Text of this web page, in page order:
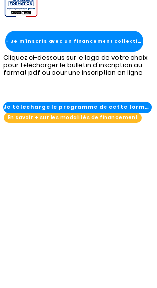
- Je m'inscris avec un financement collectivité
Cliquez ci-dessous sur le logo de votre choix
pour télécharger le bulletin d'inscription au
format pdf ou pour une inscription en ligne
Je télécharge le programme de cette formation
En savoir + sur les modalités de financement